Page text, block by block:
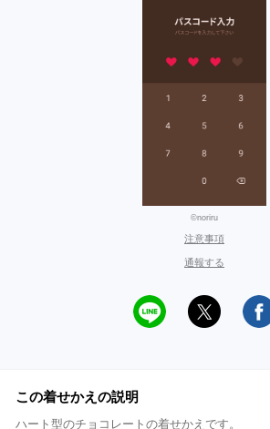
©noriru
注意事項
通報する
この着せかえの説明
ハート型のチョコレートの着せかえです。